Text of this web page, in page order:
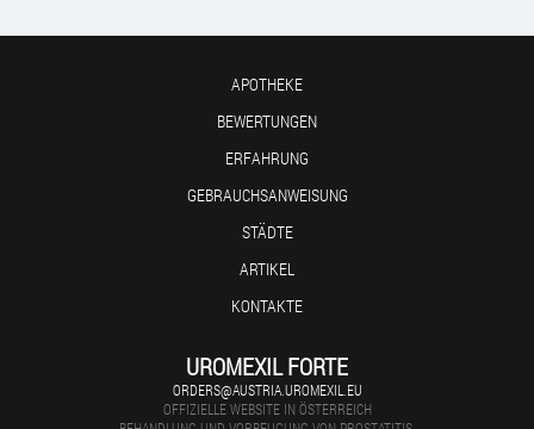
APOTHEKE
BEWERTUNGEN
ERFAHRUNG
GEBRAUCHSANWEISUNG
STÄDTE
ARTIKEL
KONTAKTE
UROMEXIL FORTE
ORDERS@AUSTRIA.UROMEXIL.EU
OFFIZIELLE WEBSITE IN ÖSTERREICH